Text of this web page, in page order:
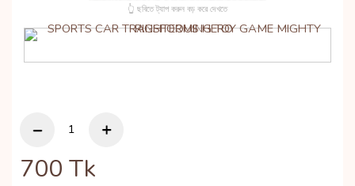
👆 ছবিতে ট্যাপ করুন বড় করে দেখতে
700 Tk